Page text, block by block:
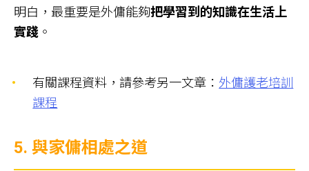
明白，最重要是外傭能夠把學習到的知識在生活上
實踐 。
有關課程資料，請參考另一文章： 外傭護老培訓
課程
5. 與家傭相處之道